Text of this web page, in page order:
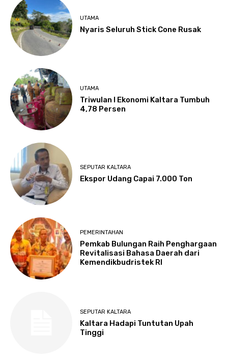
UTAMA
Nyaris Seluruh Stick Cone Rusak
UTAMA
Triwulan I Ekonomi Kaltara Tumbuh
4,78 Persen
SEPUTAR KALTARA
Ekspor Udang Capai 7.000 Ton
PEMERINTAHAN
Pemkab Bulungan Raih Penghargaan
Revitalisasi Bahasa Daerah dari
Kemendikbudristek RI
SEPUTAR KALTARA
Kaltara Hadapi Tuntutan Upah
Tinggi